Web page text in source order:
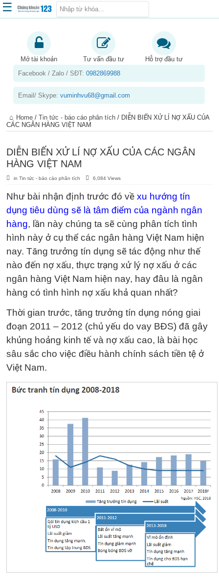
Trang chủ
Kiến thức chứng khoán
Kinh nghiệm đầu tư
Sản phẩm – dịch vụ
Chứng khoán phái sinh
☰
Mở tài khoản Tư vấn đầu tư
Hỗ trợ đầu tư
Facebook / Zalo / SĐT:0982869988
Email/ Skype:vuminhvu68@gmail.com
Home /Tin tức - báo cáo phân tích / DIỄN BIẾN XỬ LÍ NỢ XẤU CỦA
CÁC NGÂN HÀNG VIỆT NAM
DIỄN BIẾN XỬ LÍ NỢ XẤU CỦA CÁC NGÂN
HÀNG VIỆT NAM
inTin tức - báo cáo phân tích 6,084 Views
Như bài nhận định trước đó về xu hướng tín
dụng tiêu dùng sẽ là tâm điểm của ngành ngân
hàng, lần này chúng ta sẽ cùng phân tích tình
hình này ở cụ thể các ngân hàng Việt Nam hiện
nay. Tăng trưởng tín dụng sẽ tác động như thế
nào đến nợ xấu, thực trạng xử lý nợ xấu ở các
ngân hàng Việt Nam hiện nay, hay đâu là ngân
hàng có tình hình nợ xấu khả quan nhất?
Thời gian trước, tăng trưởng tín dụng nóng giai
đoạn 2011 – 2012 (chủ yếu do vay BĐS) đã gây
khủng hoảng kinh tế và nợ xấu cao, là bài học
sâu sắc cho việc điều hành chính sách tiền tệ ở
Việt Nam.